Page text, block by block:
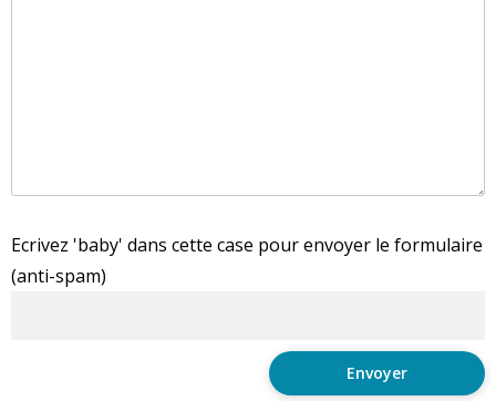
Ecrivez 'baby' dans cette case pour envoyer le formulaire
(anti-spam)